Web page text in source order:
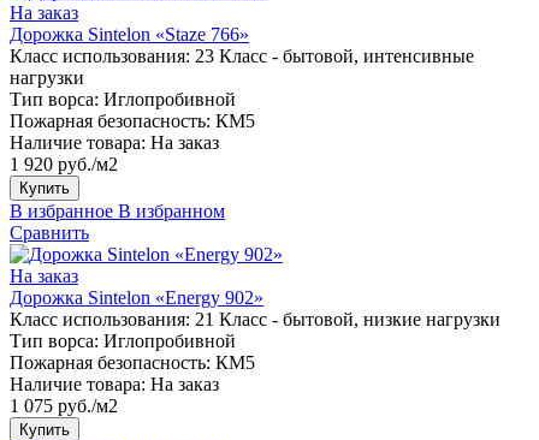
На заказ
Дорожка Sintelon «Staze 766»
Класс использования: 23 Класс - бытовой, интенсивные
нагрузки
Тип ворса: Иглопробивной
Пожарная безопасность: КМ5
Наличие товара: На заказ
1 920 руб./м2
Купить
В избранное В избранном
Сравнить
На заказ
Дорожка Sintelon «Energy 902»
Класс использования: 21 Класс - бытовой, низкие нагрузки
Тип ворса: Иглопробивной
Пожарная безопасность: КМ5
Наличие товара: На заказ
1 075 руб./м2
Купить